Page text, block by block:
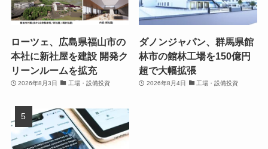
ローツェ、広島県福山市の
本社に新社屋を建設 開発ク
リーンルームを拡充
2026年8月3日 工場・設備投資
ダノンジャパン、群馬県館
林市の館林工場を150億円
超で大幅拡張
2026年8月4日 工場・設備投資